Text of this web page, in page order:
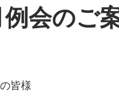
会のご
皆様